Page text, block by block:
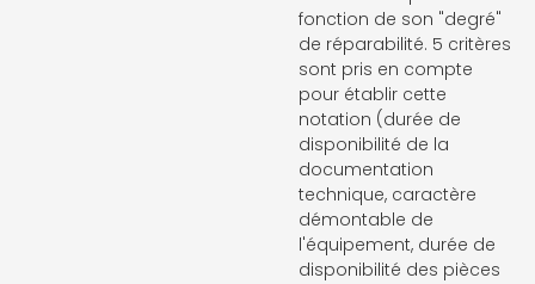
fonction de son "degré"
de réparabilité. 5 critères
sont pris en compte
pour établir cette
notation (durée de
disponibilité de la
documentation
technique, caractère
démontable de
l'équipement, durée de
disponibilité des pièces